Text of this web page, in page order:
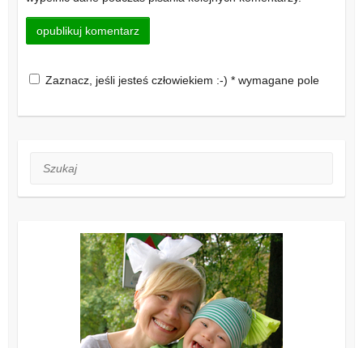
Zaznacz, jeśli jesteś człowiekiem :-) * wymagane pole
Szukaj